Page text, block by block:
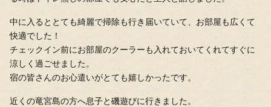
中に入るととても綺麗で掃除も行き届いていて、お部屋も広くて
快適でした！
チェックイン前にお部屋のクーラーも入れておいてくれてすぐに
涼しく過ごせました。
宿の皆さんのお心遣いがとても嬉しかったです。
近くの竜宮島の方へ息子と磯遊びに行きました。